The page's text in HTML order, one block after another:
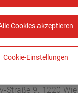
Straße 9, 1220
Cookies akzeptieren
Cookie-Einstellungen